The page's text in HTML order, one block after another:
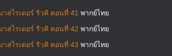
าสไรเดอร์ ริวคิ ตอนที่ 41 พากย์ไทย
าสไรเดอร์ ริวคิ ตอนที่ 42 พากย์ไทย
าสไรเดอร์ ริวคิ ตอนที่ 43 พากย์ไทย